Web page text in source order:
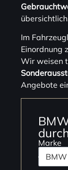
Im
Einordnung
Wir weisen
Angebote
Marke